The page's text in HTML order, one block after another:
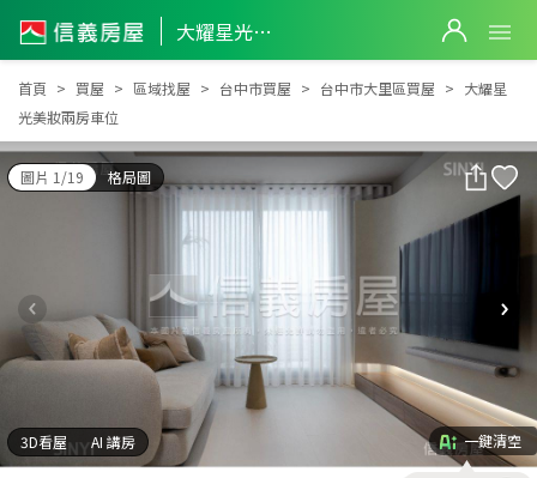
大耀星光美妝兩房車位
大耀星光美妝兩房車位
首頁 買屋 區域找屋 台中市買屋 台中市大里區買屋
大耀星
光美妝兩房車位
圖片 1/19 格局圖
3D看屋 AI 講房 一鍵清空